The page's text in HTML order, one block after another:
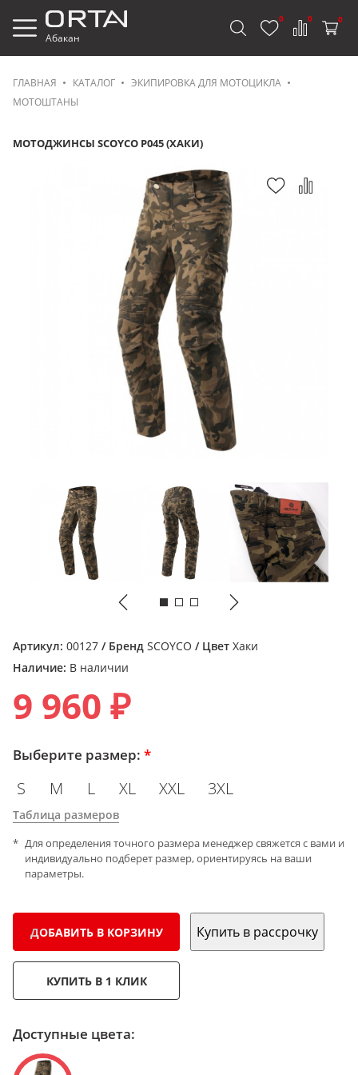
Абакан
0 0 0
ГЛАВНАЯ КАТАЛОГ
ЭКИПИРОВКА ДЛЯ МОТОЦИКЛА
МОТОШТАНЫ
МОТОДЖИНСЫ SCOYCO P045 (ХАКИ)
Артикул: 00127 / Бренд SCOYCO / Цвет Хаки
Наличие: В наличии
9 960 ₽
Выберите размер: *
S M L XL XXL 3XL
Таблица размеров
Для определения точного размера менеджер свяжется с вами и
индивидуально подберет размер, ориентируясь на ваши
параметры.
ДОБАВИТЬ В КОРЗИНУ Купить в рассрочку
КУПИТЬ В 1 КЛИК
Доступные цвета: